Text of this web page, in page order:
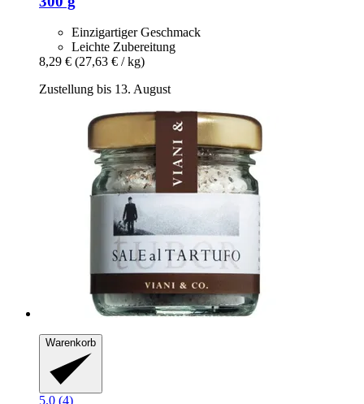
Einzigartiger Geschmack
Leichte Zubereitung
8,29 € (27,63 € / kg)
Zustellung bis 13. August
Warenkorb
5.0 (4)